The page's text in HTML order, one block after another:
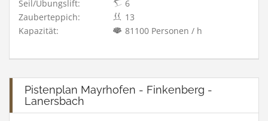
Seil/Übungslift:
6
Zauberteppich:
13
Kapazität:
81100 Personen / h
Pistenplan Mayrhofen - Finkenberg -
Lanersbach